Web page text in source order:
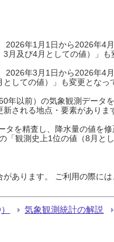
年1月1日から2026年4
及び4月としての値）」も
年3月1日から2026年4
しての値）」も変更とな
年以前）の気象観測データ
される地点・要素がありま
を精査し、降水量の値を
「観測史上1位の値（8月と
あります。 ご利用の際に
気象観測統計の解説